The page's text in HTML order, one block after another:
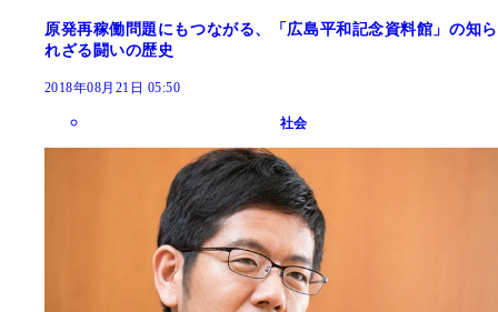
原発再稼働問題にもつながる、「広島平和記念資料館」の知ら
れざる闘いの歴史
2018年08月21日 05:50
社会